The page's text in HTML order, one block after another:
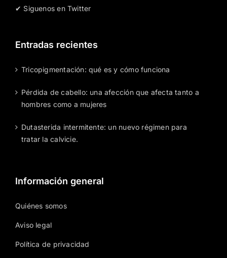
✔ Siguenos en Twitter
Entradas recientes
Tricopigmentación: qué es y cómo funciona
Pérdida de cabello: una afección que afecta tanto a
hombres como a mujeres
Dutasterida intermitente: un nuevo régimen para
tratar la calvicie.
Información general
Quiénes somos
Aviso legal
Política de privacidad